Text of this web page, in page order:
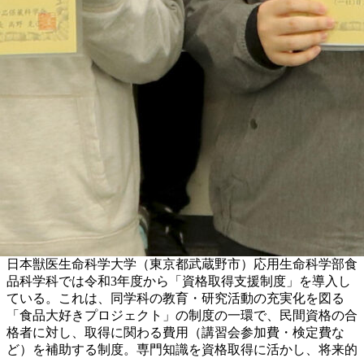
日本獣医生命科学大学（東京都武蔵野市）応用生命科学部食
品科学科では令和3年度から「資格取得支援制度」を導入し
ている。これは、同学科の教育・研究活動の充実化を図る
「食品大好きプロジェクト」の制度の一環で、民間資格の合
格者に対し、取得に関わる費用（講習会参加費・検定費な
ど）を補助する制度。専門知識を資格取得に活かし、将来的